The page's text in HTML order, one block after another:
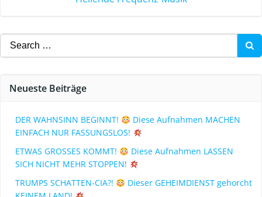
Neueste Beiträge
DER WAHNSINN BEGINNT!
Diese Aufnahmen MACHEN
EINFACH NUR FASSUNGSLOS!
ETWAS GROSSES KOMMT!
Diese Aufnahmen LASSEN
SICH NICHT MEHR STOPPEN!
TRUMPS SCHATTEN-CIA?!
Dieser GEHEIMDIENST gehorcht